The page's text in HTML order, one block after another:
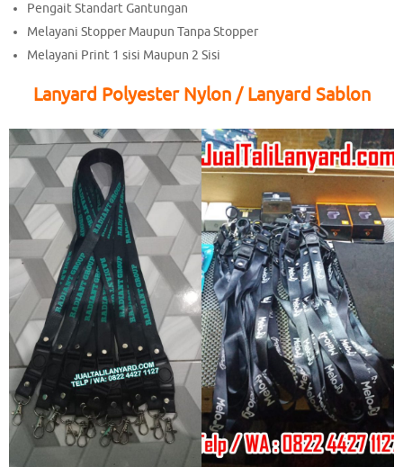
Pengait Standart Gantungan
Melayani Stopper Maupun Tanpa Stopper
Melayani Print 1 sisi Maupun 2 Sisi
Lanyard Polyester Nylon / Lanyard Sablon